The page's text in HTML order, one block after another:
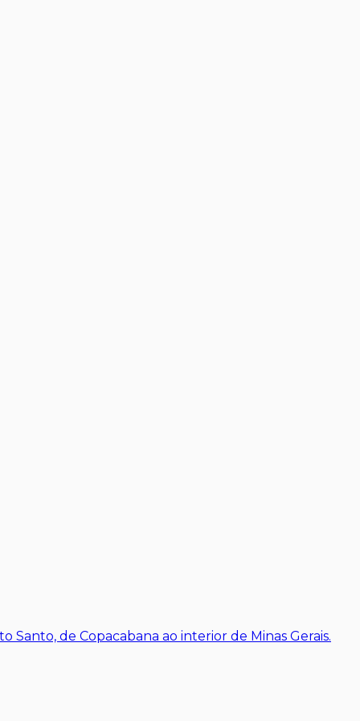
de Copacabana ao interior de Minas Gerais.